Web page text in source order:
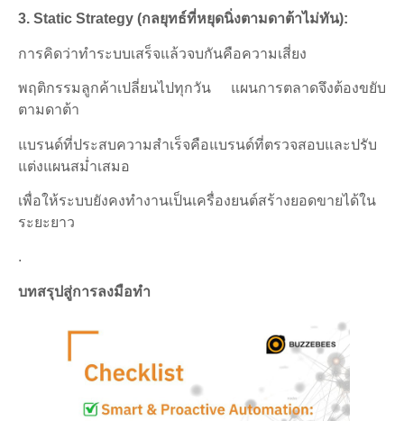
3. Static Strategy (กลยุทธ์ที่หยุดนิ่งตามดาต้าไม่ทัน):
การคิดว่าทำระบบเสร็จแล้วจบกันคือความเสี่ยง
พฤติกรรมลูกค้าเปลี่ยนไปทุกวัน แผนการตลาดจึงต้องขยับ
ตามดาต้า
แบรนด์ที่ประสบความสำเร็จคือแบรนด์ที่ตรวจสอบและปรับ
แต่งแผนสม่ำเสมอ
เพื่อให้ระบบยังคงทำงานเป็นเครื่องยนต์สร้างยอดขายได้ใน
ระยะยาว
.
บทสรุปสู่การลงมือทำ